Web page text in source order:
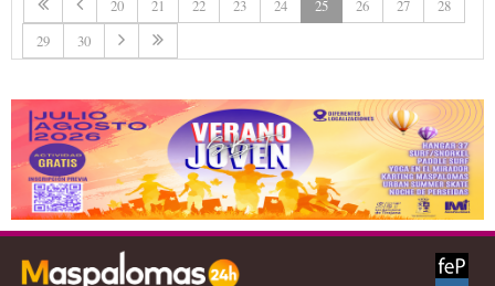
20 21 22 23 24 25 26 27
28
29
30